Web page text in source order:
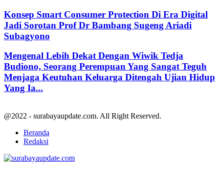
Konsep Smart Consumer Protection Di Era Digital
Jadi Sorotan Prof Dr Bambang Sugeng Ariadi
Subagyono
Mengenal Lebih Dekat Dengan Wiwik Tedja
Budiono, Seorang Perempuan Yang Sangat Teguh
Menjaga Keutuhan Keluarga Ditengah Ujian Hidup
Yang Ia...
@2022 - surabayaupdate.com. All Right Reserved.
Beranda
Redaksi